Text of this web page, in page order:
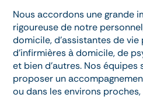
Nous accordons une grande
rigoureuse de notre personnel,
domicile, d’assistantes de
d’infirmières à domicile, de
et bien d’autres. Nos
proposer un
ou dans les environs